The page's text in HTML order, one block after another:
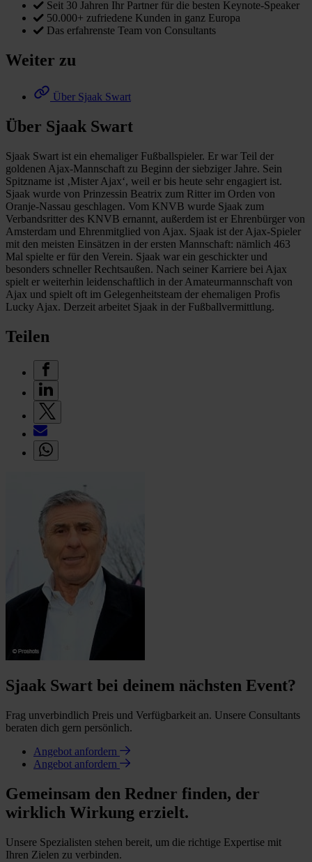
Seit 30 Jahren Ihr Partner für die besten Keynote-Speaker
50.000+ zufriedene Kunden in ganz Europa
Das erfahrenste Team von Consultants
Weiter zu
Über Sjaak Swart
Über Sjaak Swart
Sjaak Swart ist ein ehemaliger Fußballspieler. Er war Teil der
goldenen Ajax-Mannschaft zu Beginn der siebziger Jahre. Sein
Spitzname ist ‚Mister Ajax‘, weil er bis heute sehr engagiert ist.
Sjaak wurde von Prinzessin Beatrix zum Ritter im Orden von
Oranje-Nassau geschlagen. Vom KNVB wurde Sjaak zum
Verbandsritter des KNVB ernannt, außerdem ist er Ehrenbürger von
Amsterdam und Ehrenmitglied von Ajax. Sjaak ist der Ajax-Spieler
mit den meisten Einsätzen in der ersten Mannschaft: nämlich 463
Mal spielte er für den Verein. Sjaak war ein geschickter und
besonders schneller Rechtsaußen. Nach seiner Karriere bei Ajax
spielt er weiterhin leidenschaftlich in der Amateurmannschaft von
Ajax und spielt oft im Gelegenheitsteam der ehemaligen Profis
Lucky Ajax. Derzeit arbeitet Sjaak in der Fußballvermittlung.
Teilen
Sjaak Swart bei deinem nächsten Event?
Frag unverbindlich Preis und Verfügbarkeit an. Unsere Consultants
beraten dich gern persönlich.
Angebot anfordern
Angebot anfordern
Gemeinsam den Redner finden, der
wirklich Wirkung erzielt.
Unsere Spezialisten stehen bereit, um die richtige Expertise mit
Ihren Zielen zu verbinden.